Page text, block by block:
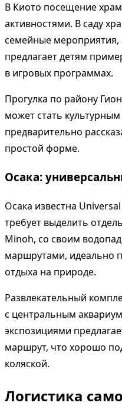
В Киото посещение
активностями. В саду
семейные мероприятия,
предлагает детям
в игровых программах.
Прогулка по району
может стать
предварительно
простой форме.
Осака:
Осака известна
требует выделить
Minoh, со своим
маршрутами, идеально
отдыха на природе.
Развлекательный
с центральным
экспозициями
маршрут, что хорошо
коляской.
Логистика